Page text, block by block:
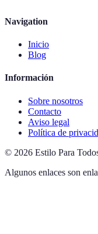
Navigation
Inicio
Blog
Información
Sobre nosotros
Contacto
Aviso legal
Política de
© 2026 Estilo Para
Algunos enlaces son